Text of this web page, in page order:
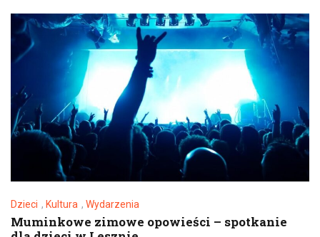
Dzieci , Kultura , Wydarzenia
Muminkowe zimowe opowieści – spotkanie